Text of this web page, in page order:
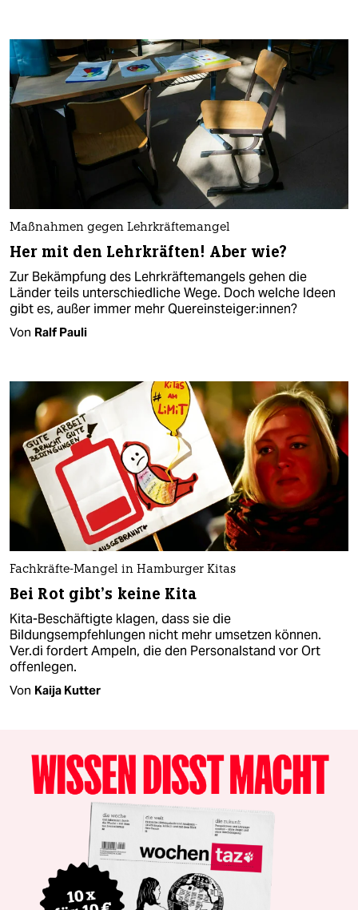
Maßnahmen gegen Lehrkräftemangel
Her mit den Lehrkräften! Aber wie?
Zur Bekämpfung des Lehrkräftemangels gehen die
Länder teils unterschiedliche Wege. Doch welche Ideen
gibt es, außer immer mehr Quereinsteiger:innen?
Von Ralf Pauli
Fachkräfte-Mangel in Hamburger Kitas
Bei Rot gibt’s keine Kita
Kita-Beschäftigte klagen, dass sie die
Bildungsempfehlungen nicht mehr umsetzen können.
Ver.di fordert Ampeln, die den Personalstand vor Ort
offenlegen.
Von Kaija Kutter